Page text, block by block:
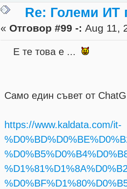
Re: Големи ИТ
« Отговор #99 -: Aug 11,
Е те това е ...
Само един съвет от
https://www.kaldata.com/it-